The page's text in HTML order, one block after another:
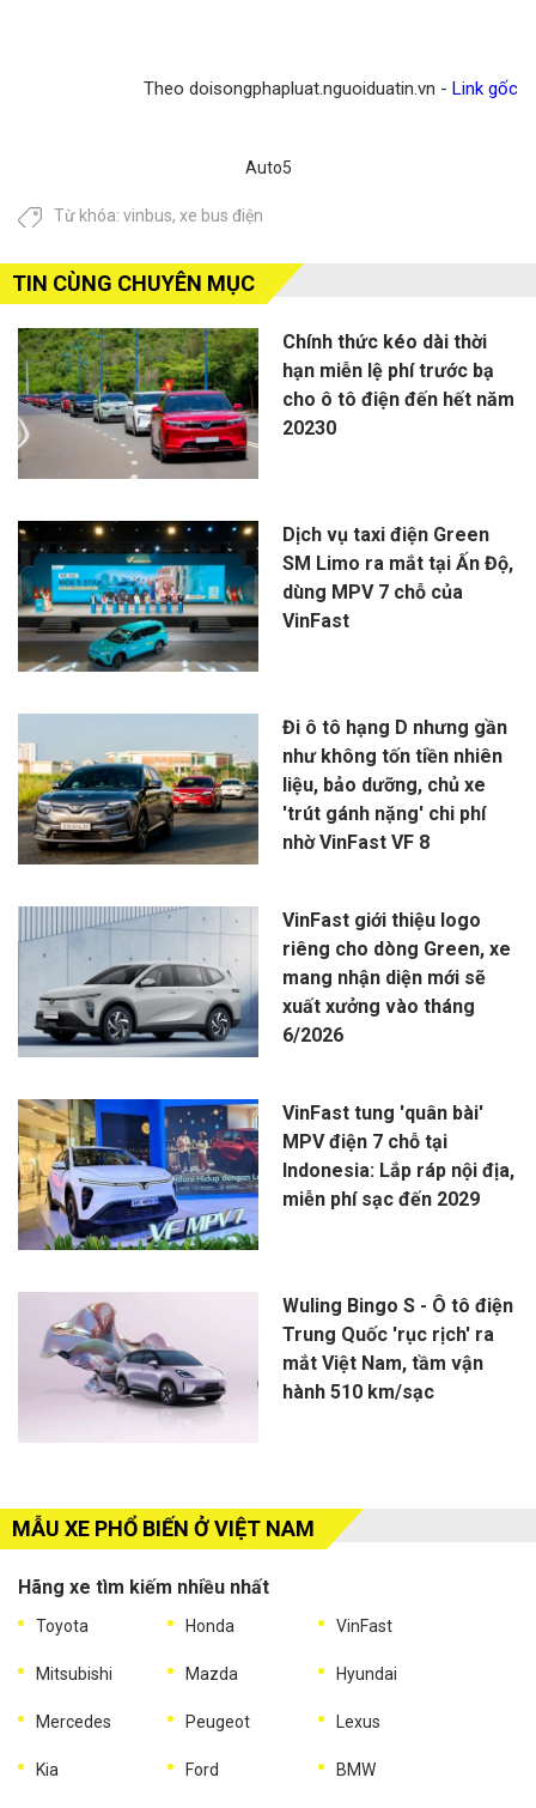
Theo doisongphapluat.nguoiduatin.vn - Link gốc
Auto5
Từ khóa: vinbus, xe bus điện
TIN CÙNG CHUYÊN MỤC
Chính thức kéo dài thời
hạn miễn lệ phí trước bạ
cho ô tô điện đến hết năm
20230
Dịch vụ taxi điện Green
SM Limo ra mắt tại Ấn Độ,
dùng MPV 7 chỗ của
VinFast
Đi ô tô hạng D nhưng gần
như không tốn tiền nhiên
liệu, bảo dưỡng, chủ xe
'trút gánh nặng' chi phí
nhờ VinFast VF 8
VinFast giới thiệu logo
riêng cho dòng Green, xe
mang nhận diện mới sẽ
xuất xưởng vào tháng
6/2026
VinFast tung 'quân bài'
MPV điện 7 chỗ tại
Indonesia: Lắp ráp nội địa,
miễn phí sạc đến 2029
Wuling Bingo S - Ô tô điện
Trung Quốc 'rục rịch' ra
mắt Việt Nam, tầm vận
hành 510 km/sạc
MẪU XE PHỔ BIẾN Ở VIỆT NAM
Hãng xe tìm kiếm nhiều nhất
Toyota Honda VinFast
Mitsubishi Mazda Hyundai
Mercedes Peugeot Lexus
Kia Ford BMW